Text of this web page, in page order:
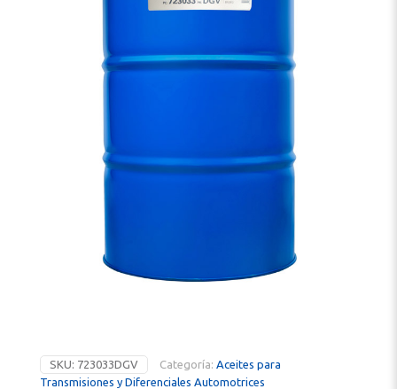
SKU: 723033DGV Categoría: Aceites para
Transmisiones y Diferenciales Automotrices